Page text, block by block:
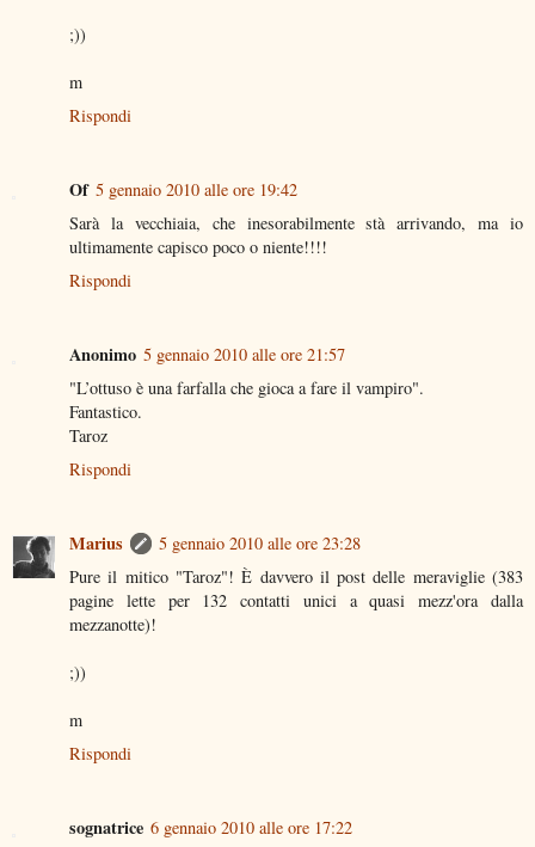
;))
m
Rispondi
Of 5 gennaio 2010 alle ore 19:42
Sarà la vecchiaia, che inesorabilmente stà arrivando, ma io
ultimamente capisco poco o niente!!!!
Rispondi
Anonimo 5 gennaio 2010 alle ore 21:57
"L’ottuso è una farfalla che gioca a fare il vampiro".
Fantastico.
Taroz
Rispondi
Marius
5 gennaio 2010 alle ore 23:28
Pure il mitico "Taroz"! È davvero il post delle meraviglie (383
pagine lette per 132 contatti unici a quasi mezz'ora dalla
mezzanotte)!
;))
m
Rispondi
sognatrice 6 gennaio 2010 alle ore 17:22